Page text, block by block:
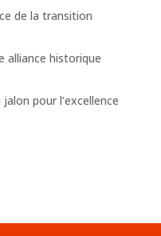
de la transition
alliance historique
pour l’excellence